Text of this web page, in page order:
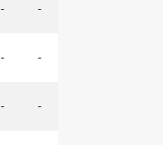
- -
- -
- -